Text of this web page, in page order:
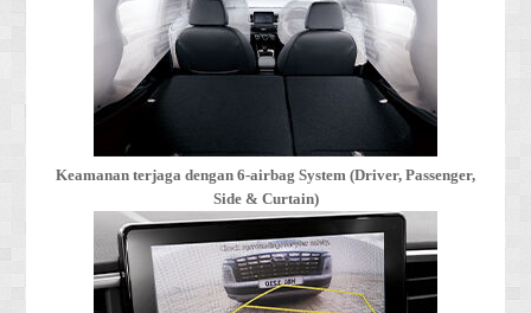
Keamanan terjaga dengan 6-airbag System (Driver, Passenger,
Side & Curtain)